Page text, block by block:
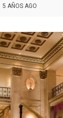
5 AÑOS AGO